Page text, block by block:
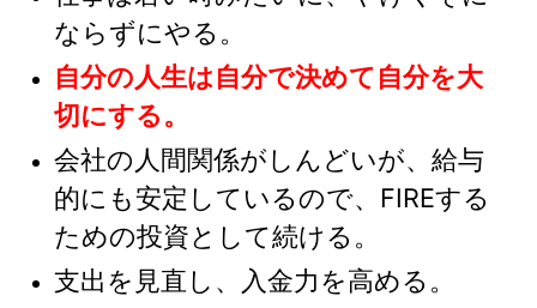
ならずにやる。
自分の人生は自分で決めて自分を大
切にする。
会社の人間関係がしんどいが、給与
的にも安定しているので、FIREする
ための投資として続ける。
支出を見直し、入金力を高める。